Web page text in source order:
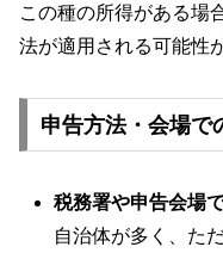
この種の所得がある場
法が適用される可能性
申告方法・会場で
税務署や申告会場
自治体が多く、た